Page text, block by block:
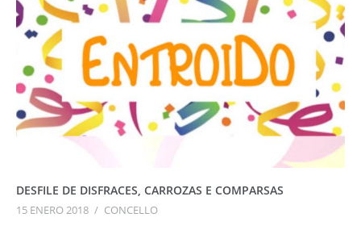
DESFILE DE DISFRACES, CARROZAS E COMPARSAS
15 ENERO 2018 / CONCELLO